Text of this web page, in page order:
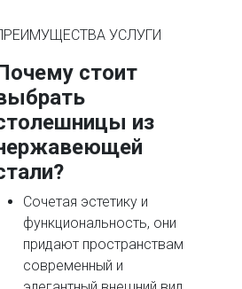
УСЛУГИ
стоит
из
Сочетая эстетику и
функциональность, они
придают пространствам
современный и